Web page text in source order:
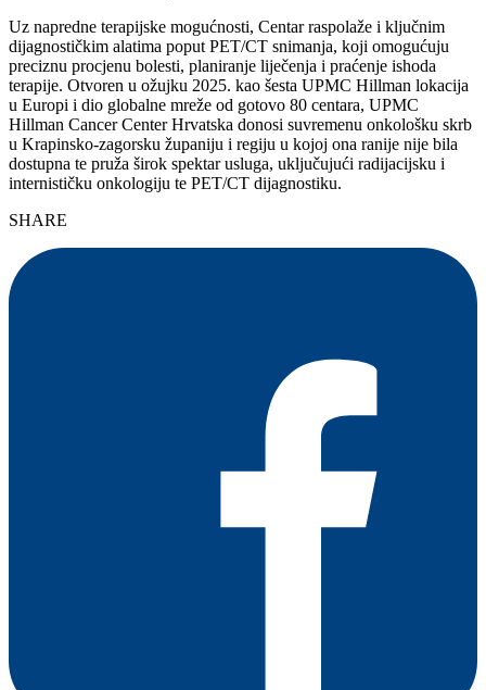
Uz napredne terapijske mogućnosti, Centar raspolaže i ključnim
dijagnostičkim alatima poput PET/CT snimanja, koji omogućuju
preciznu procjenu bolesti, planiranje liječenja i praćenje ishoda
terapije. Otvoren u ožujku 2025. kao šesta UPMC Hillman lokacija
u Europi i dio globalne mreže od gotovo 80 centara, UPMC
Hillman Cancer Center Hrvatska donosi suvremenu onkološku skrb
u Krapinsko-zagorsku županiju i regiju u kojoj ona ranije nije bila
dostupna te pruža širok spektar usluga, uključujući radijacijsku i
internističku onkologiju te PET/CT dijagnostiku.
SHARE